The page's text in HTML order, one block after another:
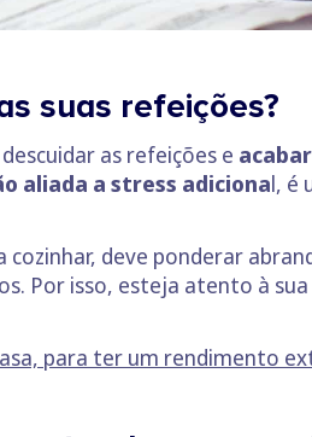
suas refeições?
as refeições e
aliada a stress adicional, é
deve ponderar
Por isso, esteja atento à sua
para ter um rendimento